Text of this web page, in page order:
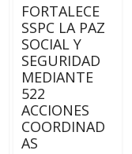
FORTALECE
SSPC LA PAZ
SOCIAL Y
SEGURIDAD
MEDIANTE
522
ACCIONES
COORDINAD
AS